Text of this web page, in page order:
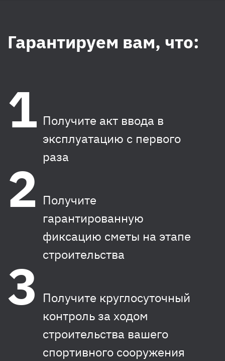
Гарантируем вам, что:
Получите акт ввода в
эксплуатацию с первого
раза
Получите
гарантированную
фиксацию сметы на этапе
строительства
Получите круглосуточный
контроль за ходом
строительства вашего
спортивного сооружения